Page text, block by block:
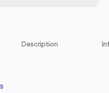
Description